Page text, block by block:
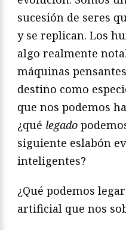
sucesión de seres
y se replican. Los
algo realmente
máquinas
destino como
que nos podemos
¿qué legado
siguiente eslabón
inteligentes?
¿Qué podemos
artificial que nos